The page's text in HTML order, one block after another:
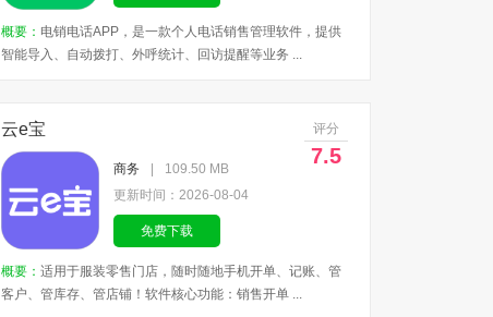
概要： 电销电话APP，是一款个人电话销售管理软件，提供
智能导入、自动拨打、外呼统计、回访提醒等业务 ...
云e宝 评分
7.5
商务
109.50 MB
更新时间：2026-08-04
免费下载
概要： 适用于服装零售门店，随时随地手机开单、记账、管
客户、管库存、管店铺！软件核心功能：销售开单 ...